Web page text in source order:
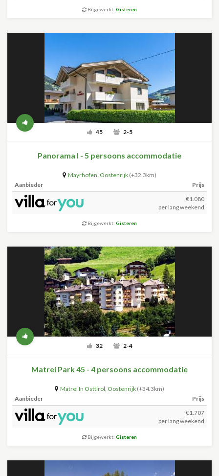
Bijgewerkt: Gisteren
45 2-5
Panorama I - 5 persoons accommodatie
Mayrhofen, Oostenrijk (+32.3km)
Aanbieder
Prijs
€1.080
per lang weekend
Bijgewerkt: Gisteren
32 2-4
Matrei Park 45 - 4 persoons accommodatie
Matrei In Osttirol, Oostenrijk (+34.3km)
Aanbieder
Prijs
€1.707
per lang weekend
Bijgewerkt: Gisteren